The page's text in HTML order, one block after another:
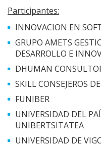
Participantes:
INNOVACION EN
GRUPO AMETS
DESARROLLO E
DHUMAN
SKILL CONSEJEROS
FUNIBER
UNIVERSIDAD DEL
UNIBERTSITATEA
UNIVERSIDAD DE